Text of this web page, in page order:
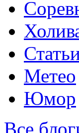
Метео
Юмор
Все